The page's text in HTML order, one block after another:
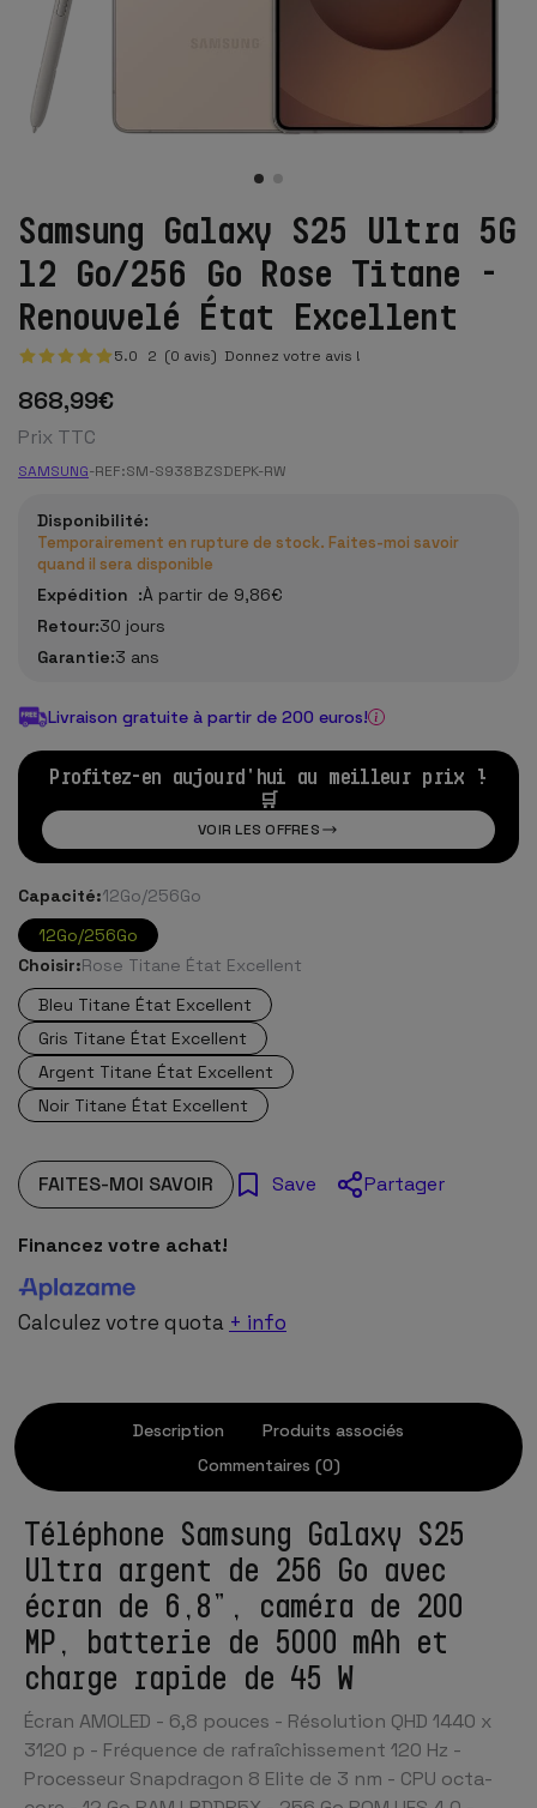
Samsung Galaxy S25 Ultra 5G
12 Go/256 Go Rose Titane -
Renouvelé État Excellent
5.0 2 (0 avis) Donnez votre avis !
868,99€
Prix TTC
SAMSUNG-REF:SM-S938BZSDEPK-RW
Disponibilité:
Temporairement en rupture de stock. Faites-moi savoir
quand il sera disponible
Expédition :À partir de 9,86€
Retour:30 jours
Garantie:3 ans
Livraison gratuite à partir de 200 euros!
Profitez-en aujourd'hui au meilleur prix !
🛒
VOIR LES OFFRES
Capacité:12Go/256Go
12Go/256Go
Choisir:Rose Titane État Excellent
Bleu Titane État Excellent
Gris Titane État Excellent
Argent Titane État Excellent
Noir Titane État Excellent
FAITES-MOI SAVOIR Save Partager
Financez votre achat!
Calculez votre quota + info
Description
Produits associés
Commentaires (0)
Téléphone Samsung Galaxy S25
Ultra argent de 256 Go avec
écran de 6,8”, caméra de 200
MP, batterie de 5000 mAh et
charge rapide de 45 W
Écran AMOLED - 6,8 pouces - Résolution QHD 1440 x
3120 p - Fréquence de rafraîchissement 120 Hz -
Processeur Snapdragon 8 Elite de 3 nm - CPU octa-